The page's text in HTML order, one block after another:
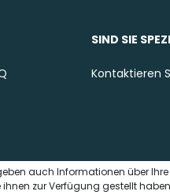
SIND SIE
Kontaktieren
auch Informationen über
zur Verfügung gestellt